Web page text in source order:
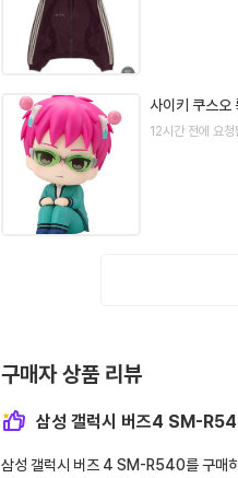
사이키 쿠스오
12시간 전에 요청
구매자 상품 리뷰
삼성 갤럭시 버즈4 SM-
삼성 갤럭시 버즈 4 SM-R540를 구매